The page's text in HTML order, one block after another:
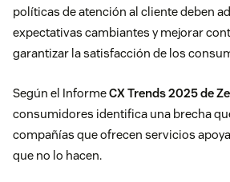
políticas de atención al cliente deben
expectativas cambiantes y mejorar
garantizar la satisfacción de los
Según el InformeCX Trends 2025 de
consumidores identifica una brecha
compañías que ofrecen servicios
que no lo hacen.